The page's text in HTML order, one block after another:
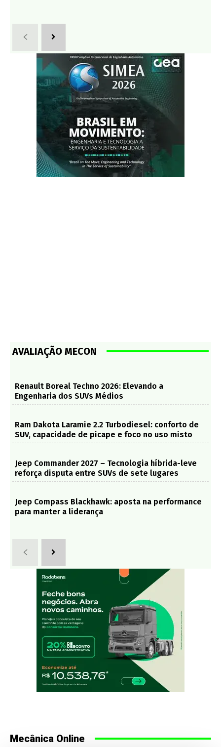
AVALIAÇÃO MECON
Renault Boreal Techno 2026: Elevando a
Engenharia dos SUVs Médios
Ram Dakota Laramie 2.2 Turbodiesel: conforto de
SUV, capacidade de picape e foco no uso misto
Jeep Commander 2027 – Tecnologia híbrida-leve
reforça disputa entre SUVs de sete lugares
Jeep Compass Blackhawk: aposta na performance
para manter a liderança
Mecânica Online